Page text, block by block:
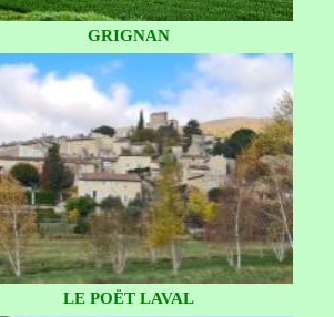
GRIGNAN
LE POËT LAVAL